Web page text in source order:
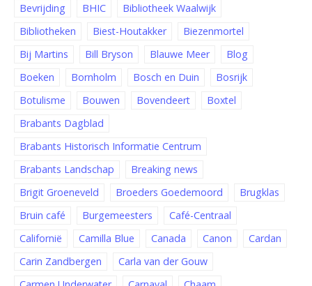
Bevrijding
BHIC
Bibliotheek Waalwijk
Bibliotheken
Biest-Houtakker
Biezenmortel
Bij Martins
Bill Bryson Blauwe Meer
Blog
Boeken
Bornholm Bosch en Duin
Bosrijk
Botulisme
Bouwen Bovendeert
Boxtel
Brabants Dagblad
Brabants Historisch Informatie Centrum
Brabants Landschap
Breaking news
Brigit Groeneveld
Broeders Goedemoord
Brugklas
Bruin café
Burgemeesters
Café-Centraal
Californië
Camilla Blue Canada Canon
Cardan
Carin Zandbergen
Carla van der Gouw